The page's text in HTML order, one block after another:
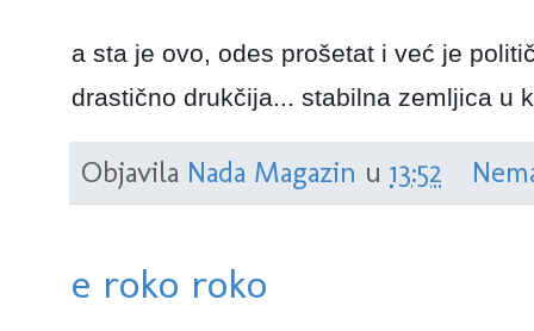
a sta je ovo, odes prošetat i već je
drastično drukčija... stabilna zemljica u
Objavila Nada Magazin u 13:52
e roko roko